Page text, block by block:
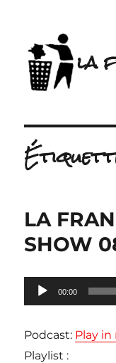
la
LA
SHOW
Lecteur
audio
00:00
Podcast: Play
Playlist :